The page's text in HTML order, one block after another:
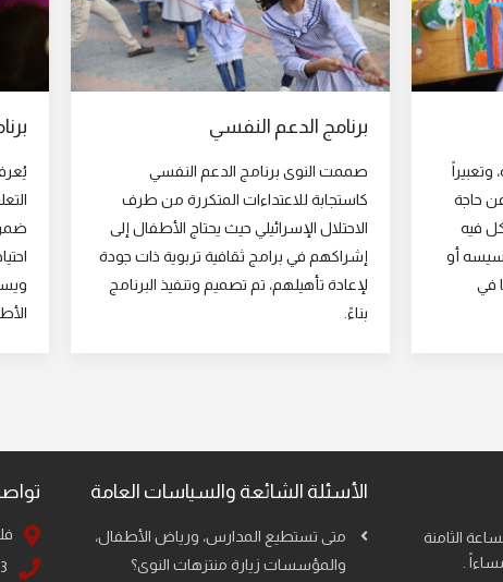
وتعبيراً
عن حاجة
فيه
أو
في
برنامج الدعم النفسي
صممت النوى برنامج الدعم النفسي
كاستجابة للاعتداءات المتكررة من طرف
الاحتلال الإسرائيلي حيث يحتاج الأطفال إلى
إشراكهم في برامج ثقافية تربوية ذات جودة
لإعادة تأهيلهم، تم تصميم وتنفيذ البرنامج
بناءً.
ضمن
الثامنة
.
الأسئلة الشائعة والسياسات العامة
متى تستطيع المدارس، ورياض الأطفال،
والمؤسسات زيارة منتزهات النوى؟